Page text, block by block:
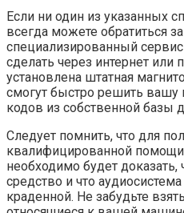
Если ни один из указанных
всегда можете обратиться
специализированный
сделать через интернет или
установлена штатная
смогут быстро решить
кодов из собственной базы
Следует помнить, что для
квалифицированной
необходимо будет доказать,
средство и что
краденной. Не забудьте